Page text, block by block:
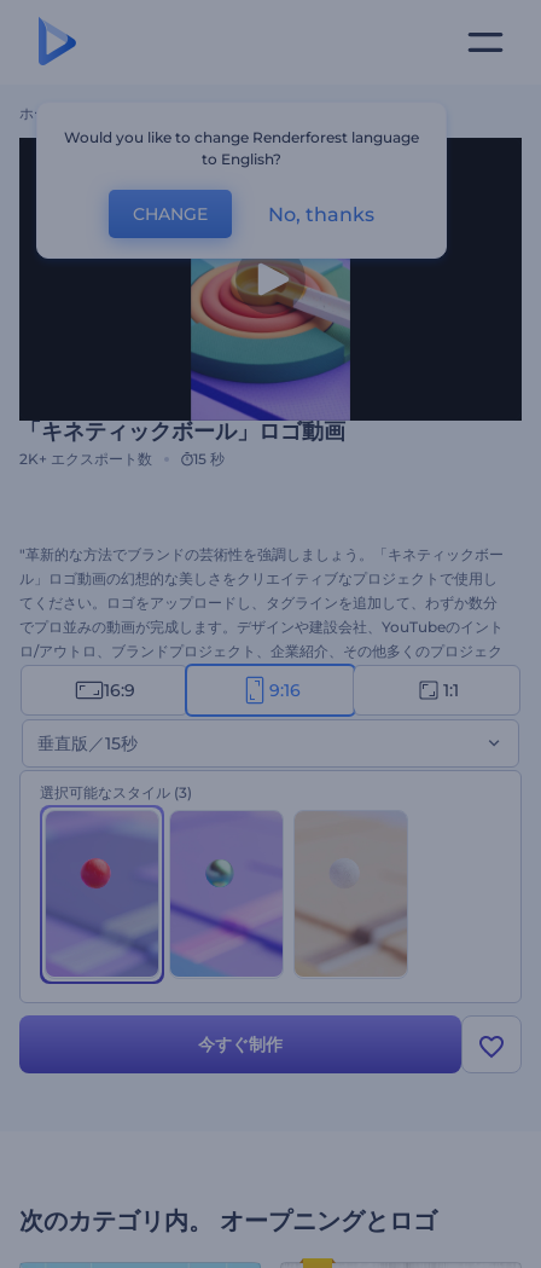
ホーム
「キネティックボール」ロゴ動画
2K+ エクスポート数 15 秒
"革新的な方法でブランドの芸術性を強調しましょう。「キネティックボー
ル」ロゴ動画の幻想的な美しさをクリエイティブなプロジェクトで使用し
てください。ロゴをアップロードし、タグラインを追加して、わずか数分
でプロ並みの動画が完成します。デザインや建設会社、YouTubeのイント
ロ/アウトロ、ブランドプロジェクト、企業紹介、その他多くのプロジェク
トに最適です。 このテンプレートを今すぐ試してみてください。 "
16:9 9:16 1:1
垂直版／15秒
選択可能なスタイル (3)
今すぐ制作
次のカテゴリ内。 オープニングとロゴ
Would you like to change Renderforest language
to English?
CHANGE No, thanks